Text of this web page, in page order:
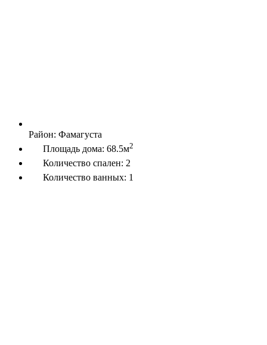
Район: Фамагуста
Площадь дома: 68.5м2
Количество спален: 2
Количество ванных: 1